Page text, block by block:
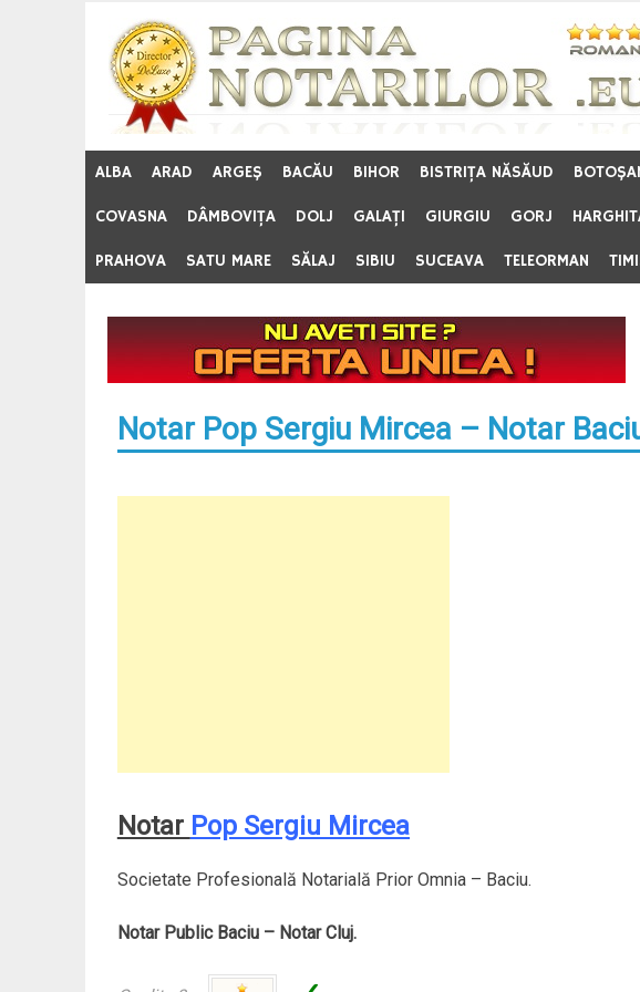
content
ALBA ARAD ARGEŞ BACĂU BIHOR BISTRIŢA NĂSĂUD
COVASNA DÂMBOVIŢA DOLJ GALAŢI GIURGIU GORJ
PRAHOVA SATU MARE SĂLAJ SIBIU SUCEAVA TELEORMAN
Notar Pop Sergiu Mircea – Notar
Notar Pop Sergiu Mircea
Societate Profesională Notarială Prior Omnia – Baciu.
Notar Public Baciu – Notar Cluj.